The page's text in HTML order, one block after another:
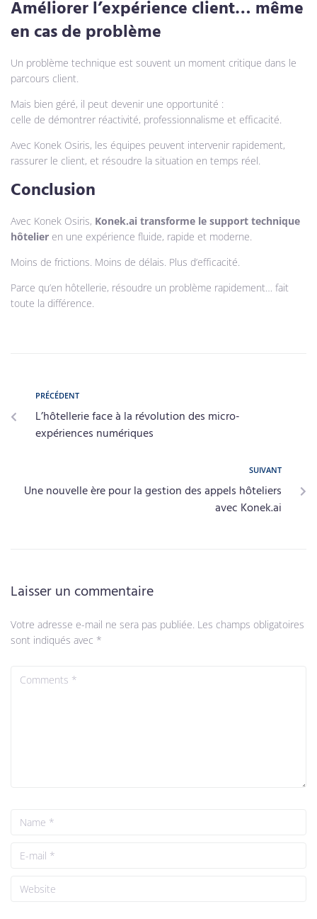
Améliorer l’expérience client… même
en cas de problème
Un problème technique est souvent un moment critique dans le
parcours client.
Mais bien géré, il peut devenir une opportunité :
celle de démontrer réactivité, professionnalisme et efficacité.
Avec Konek Osiris, les équipes peuvent intervenir rapidement,
rassurer le client, et résoudre la situation en temps réel.
Conclusion
Avec Konek Osiris, Konek.ai transforme le support technique
hôtelier en une expérience fluide, rapide et moderne.
Moins de frictions. Moins de délais. Plus d’efficacité.
Parce qu’en hôtellerie, résoudre un problème rapidement… fait
toute la différence.
PRÉCÉDENT
L’hôtellerie face à la révolution des micro-
expériences numériques
SUIVANT
Une nouvelle ère pour la gestion des appels hôteliers
avec Konek.ai
Laisser un commentaire
Votre adresse e-mail ne sera pas publiée. Les champs obligatoires
sont indiqués avec *